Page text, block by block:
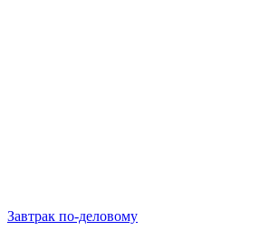
Завтрак по-деловому